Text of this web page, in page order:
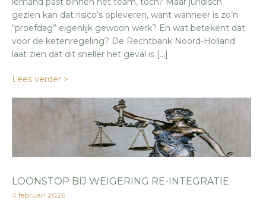
gezien kan dat risico’s opleveren, want wanneer is zo’n
“proefdag” eigenlijk gewoon werk? En wat betekent dat
voor de ketenregeling? De Rechtbank Noord-Holland
laat zien dat dit sneller het geval is […]
Lees verder >
LOONSTOP BIJ WEIGERING RE-INTEGRATIE
4 februari 2026